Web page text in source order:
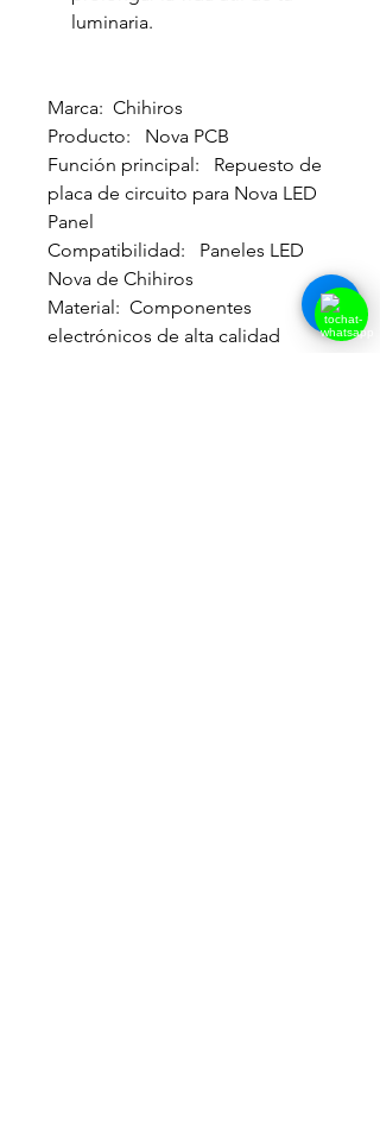
luminaria.
Marca: Chihiros
Producto: Nova PCB
Función principal: Repuesto de
placa de circuito para Nova LED
Panel
Compatibilidad: Paneles LED
Nova de Chihiros
Material: Componentes
electrónicos de alta calidad